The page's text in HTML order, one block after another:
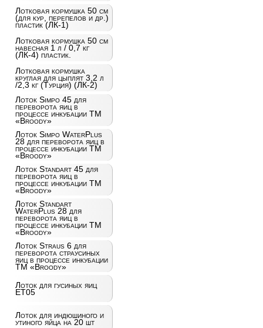
Лотковая кормушка 50 см
(для кур, перепелов и др.)
пластик (ЛК-1)
Лотковая кормушка 50 см
навесная 1 л / 0,7 кг
(ЛК-4) пластик.
Лотковая кормушка
круглая для цыплят 3,2 л
/2,3 кг (Турция) (ЛК-2)
Лоток Simpo 45 для
переворота яиц в
процессе инкубации ТМ
«Broody»
Лоток Simpo WaterPlus
28 для переворота яиц в
процессе инкубации ТМ
«Broody»
Лоток Standart 45 для
переворота яиц в
процессе инкубации ТМ
«Broody»
Лоток Standart
WaterPlus 28 для
переворота яиц в
процессе инкубации ТМ
«Broody»
Лоток Straus 6 для
переворота страусиных
яиц в процессе инкубации
ТМ «Broody»
Лоток для гусиных яиц
ET05
Лоток для индюшиного и
утиного яйца на 20 шт